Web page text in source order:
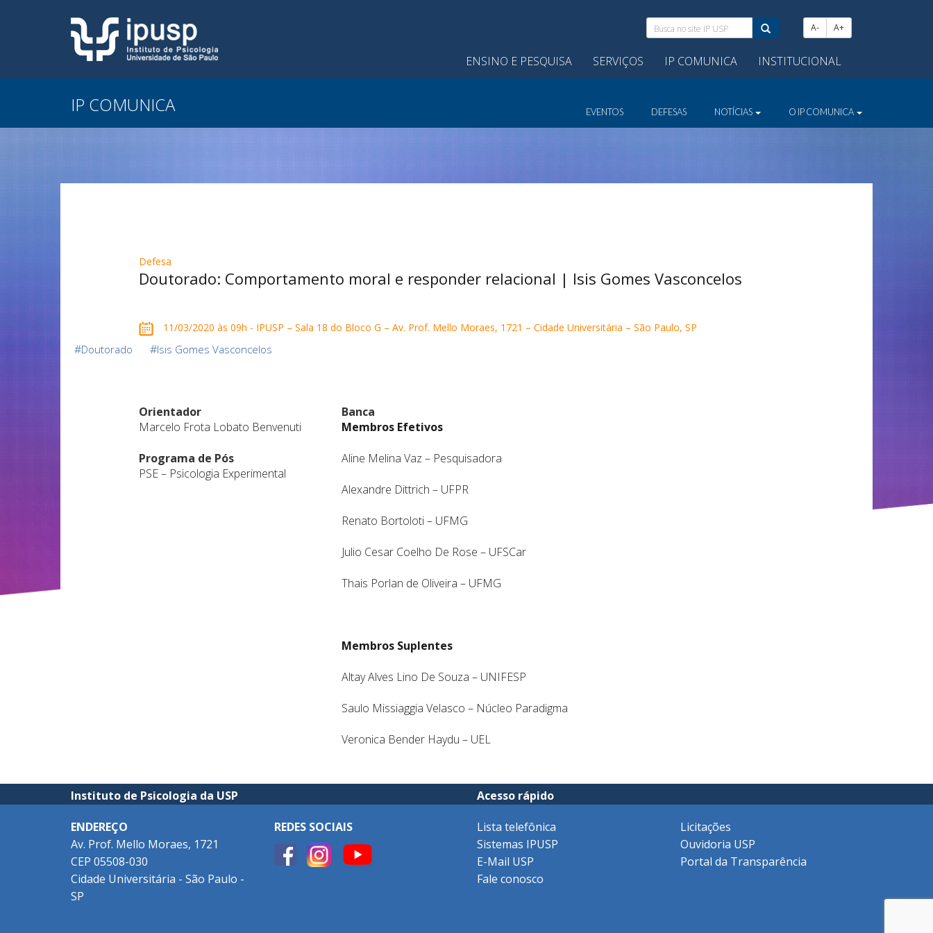
Busca
no
site
IP
A- A+
ENSINO E PESQUISA SERVIÇOS IP COMUNICA INSTITUCIONAL
IP COMUNICA EVENTOS DEFESAS NOTÍCIAS O IP COMUNICA
Defesa
Doutorado: Comportamento moral e responder relacional | Isis Gomes Vasconcelos
11/03/2020 às 09h - IPUSP – Sala 18 do Bloco G – Av. Prof. Mello Moraes, 1721 – Cidade Universitária – São Paulo, SP
#Doutorado #Isis Gomes Vasconcelos
Orientador
Marcelo Frota Lobato Benvenuti
Programa de Pós
PSE – Psicologia Experimental
Banca
Membros Efetivos
Aline Melina Vaz – Pesquisadora
Alexandre Dittrich – UFPR
Renato Bortoloti – UFMG
Julio Cesar Coelho De Rose – UFSCar
Thais Porlan de Oliveira – UFMG
Membros Suplentes
Altay Alves Lino De Souza – UNIFESP
Saulo Missiaggia Velasco – Núcleo Paradigma
Veronica Bender Haydu – UEL
Instituto de Psicologia da USP Acesso rápido
ENDEREÇO
Av. Prof. Mello Moraes, 1721
CEP 05508-030
Cidade Universitária - São Paulo -
SP
REDES SOCIAIS
Lista telefônica
Sistemas IPUSP
E-Mail USP
Fale conosco
Licitações
Ouvidoria USP
Portal da Transparência